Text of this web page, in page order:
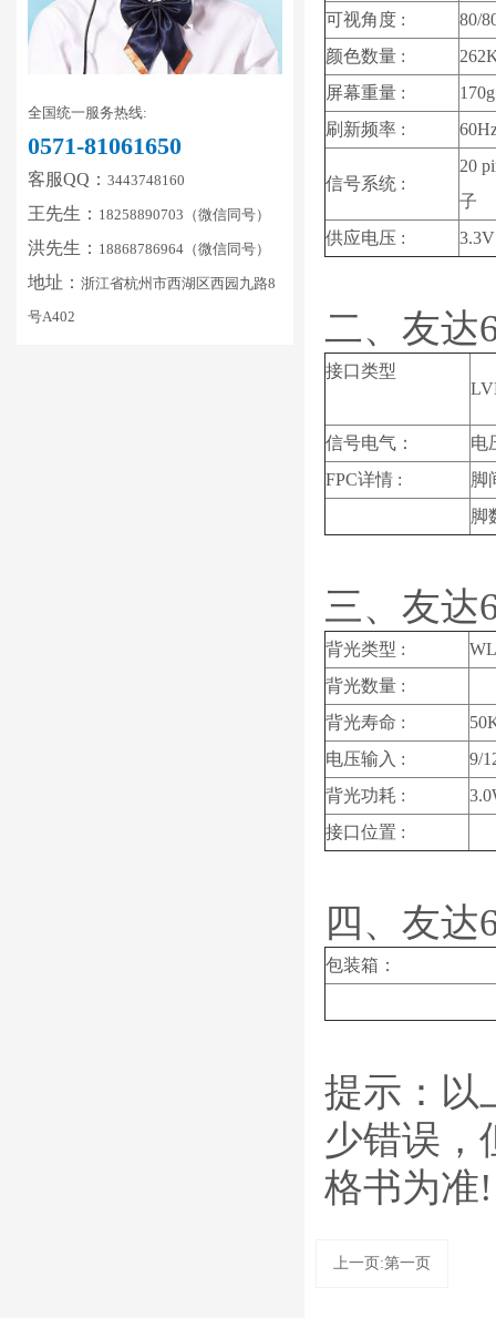
全国统一服务热线:
0571-81061650
客服QQ： 3443748160
王先生： 18258890703（微信同号）
洪先生： 18868786964（微信同号）
地址： 浙江省杭州市西湖区西园九路8
号A402
可视角度 :
80/
颜色数量 :
屏幕重量 :
刷新频率 :
信号系统 :
20
子
供应电压 :
二、友达
接口类型
信号电气：
电
FPC详情 :
脚
脚
三、友达
背光类型 :
背光数量 :
背光寿命 :
电压输入 :
9/
背光功耗 :
接口位置 :
四、友达
包装箱：
提示：以
少错误，
格书为准!
上一页:第一页